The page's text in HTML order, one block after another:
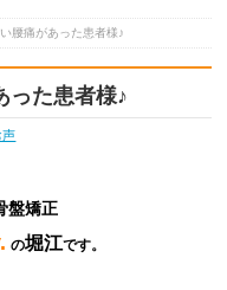
腰痛があった患者様♪
った患者様♪
声
盤矯正
の堀江です。